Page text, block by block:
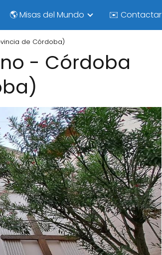
🌎 Misas del Mundo ✉️ Contactar
de Córdoba)
- Córdoba